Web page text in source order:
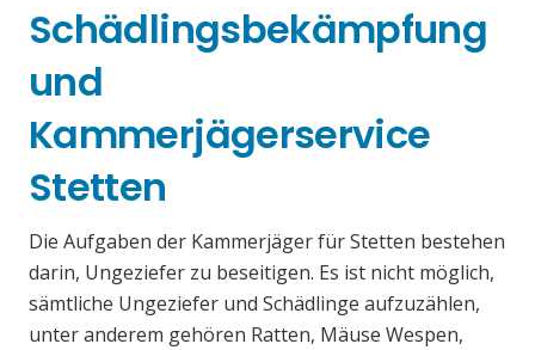
Schädlingsbekämpfung
und
Kammerjägerservice
Stetten
Die Aufgaben der Kammerjäger für Stetten bestehen
darin, Ungeziefer zu beseitigen. Es ist nicht möglich,
sämtliche Ungeziefer und Schädlinge aufzuzählen,
unter anderem gehören Ratten, Mäuse Wespen,